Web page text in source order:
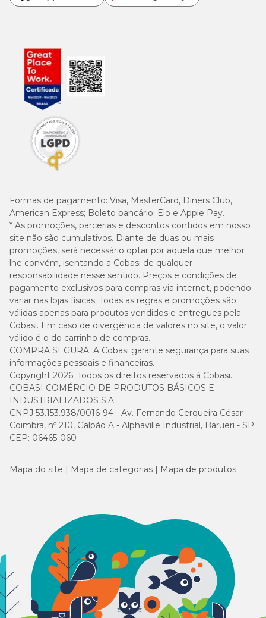
Formas de pagamento: Visa, MasterCard, Diners Club,
American Express; Boleto bancário; Elo e Apple Pay.
* As promoções, parcerias e descontos contidos em nosso
site não são cumulativos. Diante de duas ou mais
promoções, será necessário optar por aquela que melhor
lhe convém, isentando a Cobasi de qualquer
responsabilidade nesse sentido. Preços e condições de
pagamento exclusivos para compras via internet, podendo
variar nas lojas físicas. Todas as regras e promoções são
válidas apenas para produtos vendidos e entregues pela
Cobasi. Em caso de divergência de valores no site, o valor
válido é o do carrinho de compras.
COMPRA SEGURA. A Cobasi garante segurança para suas
informações pessoais e financeiras.
Copyright 2026. Todos os direitos reservados à Cobasi.
COBASI COMÉRCIO DE PRODUTOS BÁSICOS E
INDUSTRIALIZADOS S.A.
CNPJ 53.153.938/0016-94 - Av. Fernando Cerqueira César
Coimbra, nº 210, Galpão A - Alphaville Industrial, Barueri - SP
CEP: 06465-060
Mapa do site Mapa de categorias Mapa de produtos